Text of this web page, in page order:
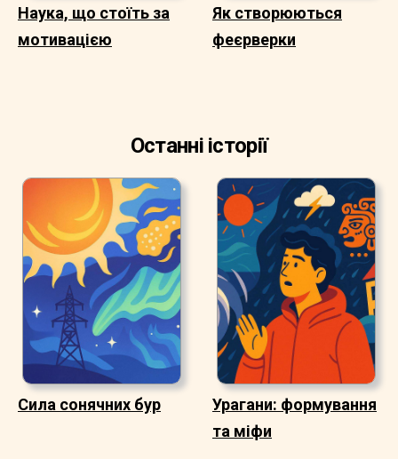
Наука, що стоїть за
мотивацією
Як створюються
феєрверки
Останні історії
Сила сонячних бур
Урагани: формування
та міфи